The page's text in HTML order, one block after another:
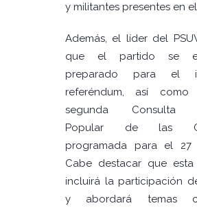
y militantes presentes en
Además, el líder del
que el partido se
preparado para el
referéndum, así
segunda Consulta
Popular de las
programada para el 27
Cabe destacar que
incluirá la participación
y abordará temas